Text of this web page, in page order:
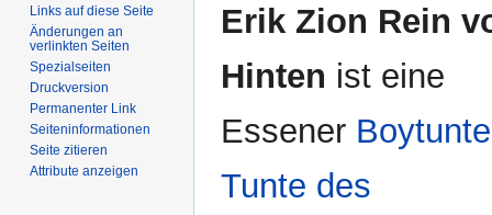
Navigation
Suche
Erik Zion Rein
Hinten ist eine
Essener Boytunte
Tunte des
Links auf diese Seite
Änderungen an
verlinkten Seiten
Spezialseiten
Druckversion
Permanenter Link
Seiten­­informationen
Seite zitieren
Attribute anzeigen